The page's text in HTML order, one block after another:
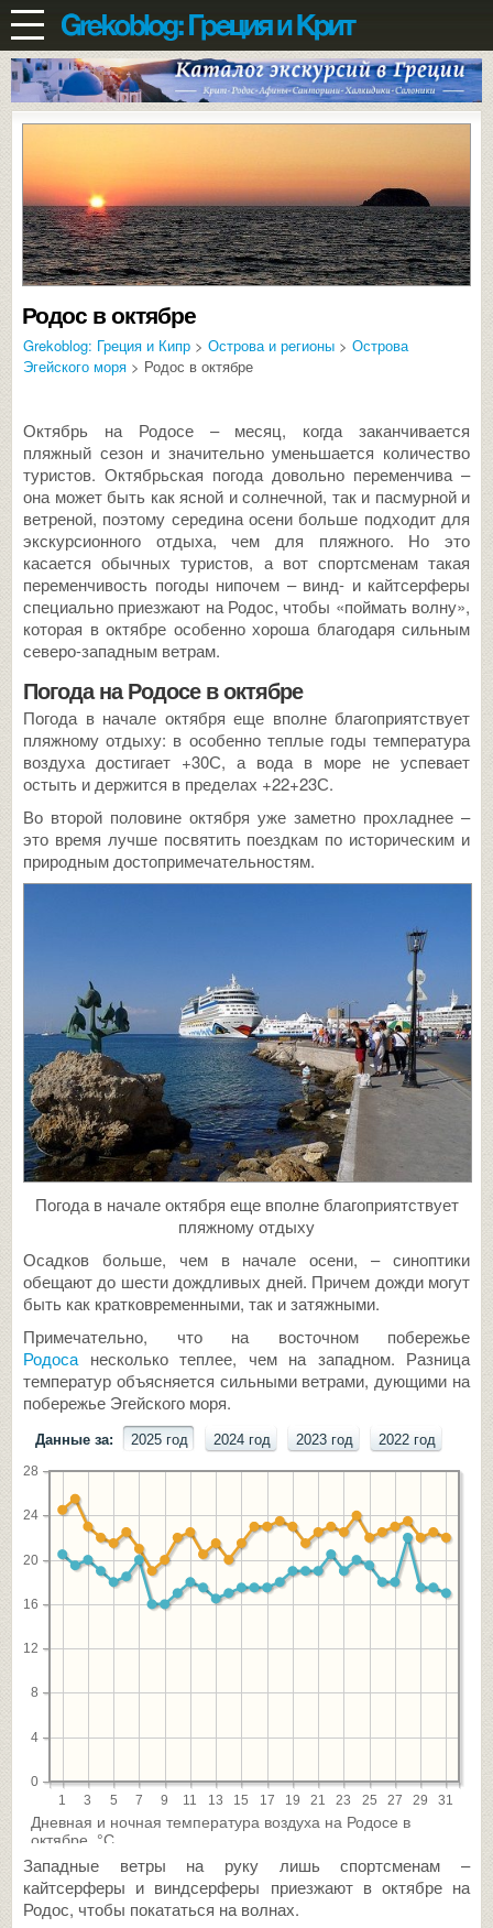
Родос в октябре
Grekoblog: Греция и Кипр > Острова и регионы > Острова
Эгейского моря > Родос в октябре
Октябрь на Родосе – месяц, когда заканчивается
пляжный сезон и значительно уменьшается количество
туристов. Октябрьская погода довольно переменчива –
она может быть как ясной и солнечной, так и пасмурной и
ветреной, поэтому середина осени больше подходит для
экскурсионного отдыха, чем для пляжного. Но это
касается обычных туристов, а вот спортсменам такая
переменчивость погоды нипочем – винд- и кайтсерферы
специально приезжают на Родос, чтобы «поймать волну»,
которая в октябре особенно хороша благодаря сильным
северо-западным ветрам.
Погода на Родосе в октябре
Погода в начале октября еще вполне благоприятствует
пляжному отдыху: в особенно теплые годы температура
воздуха достигает +30С, а вода в море не успевает
остыть и держится в пределах +22+23С.
Во второй половине октября уже заметно прохладнее –
это время лучше посвятить поездкам по историческим и
природным достопримечательностям.
Погода в начале октября еще вполне благоприятствует
пляжному отдыху
Осадков больше, чем в начале осени, – синоптики
обещают до шести дождливых дней. Причем дожди могут
быть как кратковременными, так и затяжными.
Примечательно, что на восточном побережье
Родоса несколько теплее, чем на западном. Разница
температур объясняется сильными ветрами, дующими на
побережье Эгейского моря.
Западные ветры на руку лишь спортсменам –
кайтсерферы и виндсерферы приезжают в октябре на
Родос, чтобы покататься на волнах.